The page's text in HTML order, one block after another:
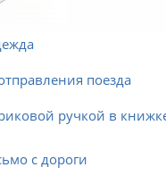
поезда
ручкой в
с дороги